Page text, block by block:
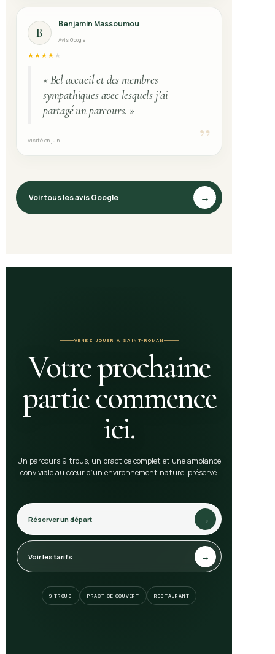
Voir tous les avis Google →
B
Benjamin Massoumou
Avis Google
★★★★ ★
« Bel accueil et des membres
sympathiques avec lesquels j’ai
partagé un parcours. »
Visité en juin ”
VENEZ JOUER À SAINT-ROMAN
Votre prochaine
partie commence
ici.
Un parcours 9 trous, un practice complet et une ambiance
conviviale au cœur d’un environnement naturel préservé.
Réserver un départ →
Voir les tarifs →
9 TROUS PRACTICE COUVERT RESTAURANT